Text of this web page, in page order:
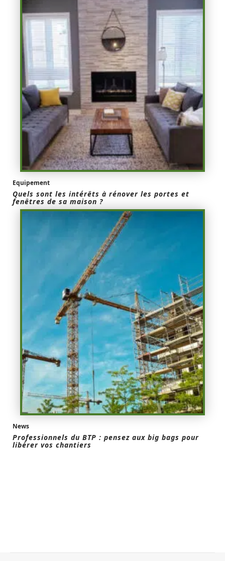
Equipement
Quels sont les intérêts à rénover les portes et
fenêtres de sa maison ?
News
Professionnels du BTP : pensez aux big bags pour
libérer vos chantiers